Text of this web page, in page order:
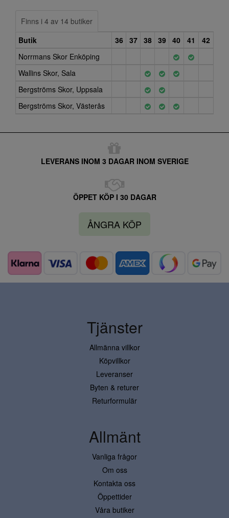
Finns i 4 av 14 butiker
Butik
36 37 38 39 40 41
42
Norrmans Skor Enköping
Wallins Skor, Sala
Bergströms Skor, Uppsala
Bergströms Skor, Västerås
LEVERANS INOM 3 DAGAR INOM SVERIGE
ÖPPET KÖP I 30 DAGAR
ÅNGRA KÖP
Tjänster
Allmänna villkor
Köpvillkor
Leveranser
Byten & returer
Returformulär
Allmänt
Vanliga frågor
Om oss
Kontakta oss
Öppettider
Våra butiker